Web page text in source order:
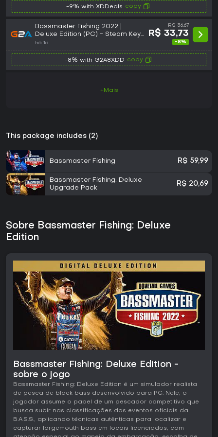
-9% with XDDeals copy
Bassmaster Fishing 2022 |
Deluxe Edition (PC) - Steam Key
- GLOBAL
há 1d
R$ 36,67
R$ 33,73
-8%
-8% with G2A8XDD copy
+Mais
This package includes (2)
Bassmaster Fishing R$ 59,99
Bassmaster Fishing: Deluxe
Upgrade Pack
R$ 20,69
Sobre Bassmaster Fishing: Deluxe
Edition
Bassmaster Fishing: Deluxe Edition -
sobre o jogo
Bassmaster Fishing: Deluxe Edition é um simulador realista
de pesca de black bass desenvolvido para PC. Nele, o
jogador assume o papel de um pescador competitivo que
busca subir nas classificações dos eventos oficiais da
B.A.S.S., aplicando técnicas autênticas para localizar e
capturar largemouth bass em locais licenciados, com